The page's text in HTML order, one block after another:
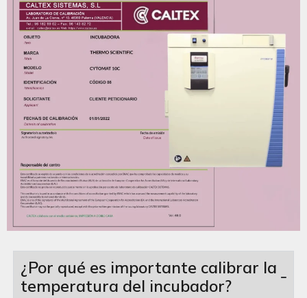
¿Por qué es importante calibrar la
temperatura del incubador?